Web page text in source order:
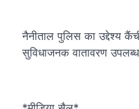
नैनीताल पुलिस का उद्देश्य
सुविधाजनक वातावरण